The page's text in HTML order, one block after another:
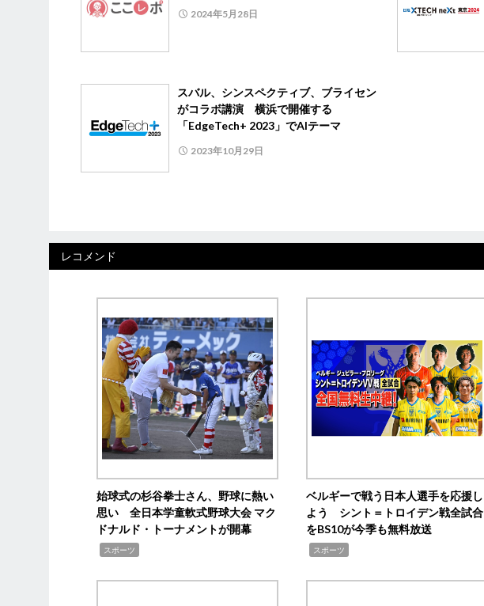
2024年5月28日
スバル、シンスペクティブ、ブライセン
がコラボ講演 横浜で開催する
「EdgeTech+ 2023」でAIテーマ
2023年10月29日
レコメンド
始球式の杉谷拳士さん、野球に熱い
思い 全日本学童軟式野球大会 マク
ドナルド・トーナメントが開幕
スポーツ
ベルギーで戦う日本人選手を応援し
よう シント＝トロイデン戦全試合
をBS10が今季も無料放送
スポーツ